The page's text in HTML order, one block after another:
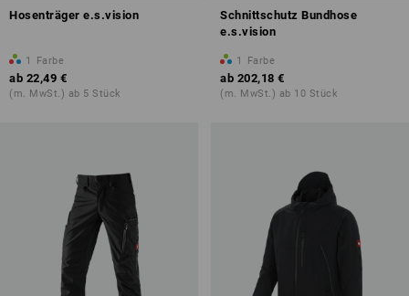
Hosenträger e.s.vision
1 Farbe
ab 22,49 €
(m. MwSt.) ab 5 Stück
Schnittschutz Bundhose
e.s.vision
1 Farbe
ab 202,18 €
(m. MwSt.) ab 10 Stück